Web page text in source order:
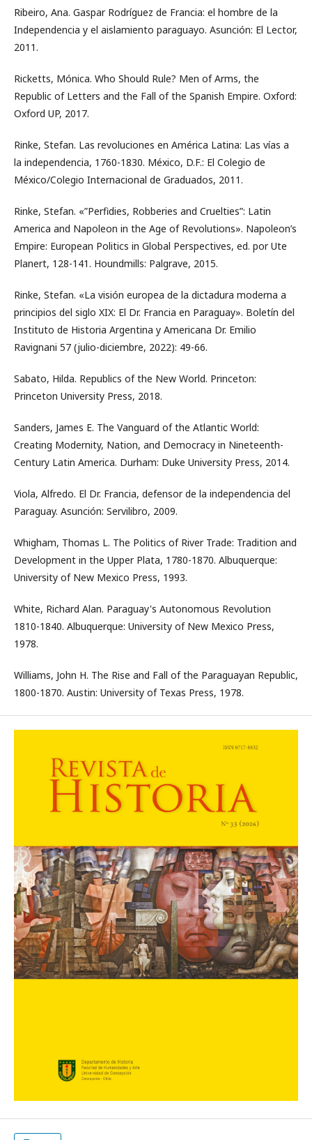
Ribeiro, Ana. Gaspar Rodríguez de Francia: el hombre de la
Independencia y el aislamiento paraguayo. Asunción: El Lector,
2011.
Ricketts, Mónica. Who Should Rule? Men of Arms, the
Republic of Letters and the Fall of the Spanish Empire. Oxford:
Oxford UP, 2017.
Rinke, Stefan. Las revoluciones en América Latina: Las vías a
la independencia, 1760-1830. México, D.F.: El Colegio de
México/Colegio Internacional de Graduados, 2011.
Rinke, Stefan. «”Perfidies, Robberies and Cruelties”: Latin
America and Napoleon in the Age of Revolutions». Napoleon’s
Empire: European Politics in Global Perspectives, ed. por Ute
Planert, 128-141. Houndmills: Palgrave, 2015.
Rinke, Stefan. «La visión europea de la dictadura moderna a
principios del siglo XIX: El Dr. Francia en Paraguay». Boletín del
Instituto de Historia Argentina y Americana Dr. Emilio
Ravignani 57 (julio-diciembre, 2022): 49-66.
Sabato, Hilda. Republics of the New World. Princeton:
Princeton University Press, 2018.
Sanders, James E. The Vanguard of the Atlantic World:
Creating Modernity, Nation, and Democracy in Nineteenth-
Century Latin America. Durham: Duke University Press, 2014.
Viola, Alfredo. El Dr. Francia, defensor de la independencia del
Paraguay. Asunción: Servilibro, 2009.
Whigham, Thomas L. The Politics of River Trade: Tradition and
Development in the Upper Plata, 1780-1870. Albuquerque:
University of New Mexico Press, 1993.
White, Richard Alan. Paraguay's Autonomous Revolution
1810-1840. Albuquerque: University of New Mexico Press,
1978.
Williams, John H. The Rise and Fall of the Paraguayan Republic,
1800-1870. Austin: University of Texas Press, 1978.